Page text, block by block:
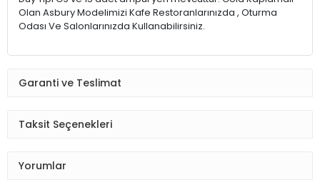
Olan Asbury Modelimizi Kafe Restoranlarınızda , Oturma
Odası Ve Salonlarınızda Kullanabilirsiniz.
Garanti ve Teslimat
Taksit Seçenekleri
Yorumlar